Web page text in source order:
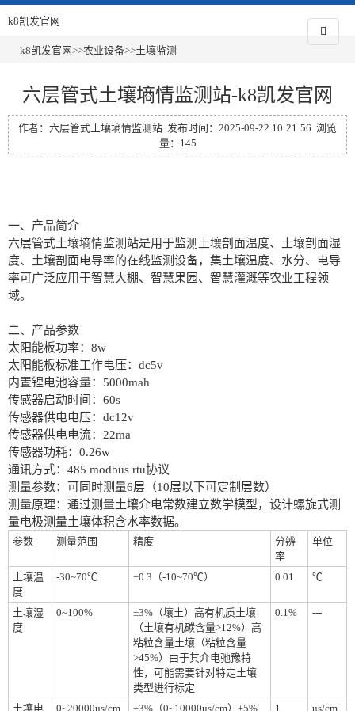
k8凯发官网
k8凯发官网>>农业设备>>土壤监测
六层管式土壤墒情监测站-k8凯发官网
作者：六层管式土壤墒情监测站 发布时间：2025-09-22 10:21:56 浏览
量：145
一、产品简介
六层管式土壤墒情监测站是用于监测土壤剖面温度、土壤剖面湿
度、土壤剖面电导率的在线监测设备，集土壤温度、水分、电导
率可广泛应用于智慧大棚、智慧果园、智慧灌溉等农业工程领
域。
二、产品参数
太阳能板功率：8w
太阳能板标准工作电压：dc5v
内置锂电池容量：5000mah
传感器启动时间：60s
传感器供电电压：dc12v
传感器供电电流：22ma
传感器功耗：0.26w
通讯方式：485 modbus rtu协议
测量参数：可同时测量6层（10层以下可定制层数）
测量原理：通过测量土壤介电常数建立数学模型，设计螺旋式测
量电极测量土壤体积含水率数据。
参数 测量范围 精度
分辨
率
单位
土壤温
度
-30~70℃ ±0.3（-10~70℃） 0.01 ℃
土壤湿
度
0~100%
±3%（壤土）高有机质土壤
（土壤有机碳含量>12%）高
粘粒含量土壤（粘粒含量
>45%）由于其介电弛豫特
性，可能需要针对特定土壤
类型进行标定
0.1% ---
土壤电
0~20000us/cm
±3%（0~10000us/cm）±5%
1 us/cm